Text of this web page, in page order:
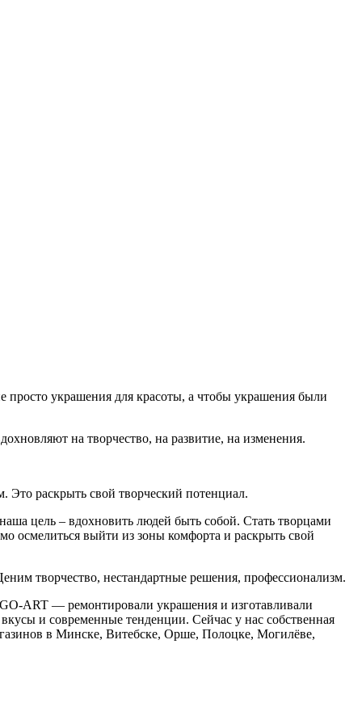
украшения для красоты, а чтобы украшения были
на творчество, на развитие, на изменения.
Это раскрыть свой творческий потенциал.
цель – вдохновить людей быть собой. Стать творцами
осмелиться выйти из зоны комфорта и раскрыть свой
творчество, нестандартные решения, профессионализм.
ART — ремонтировали украшения и изготавливали
и современные тенденции. Сейчас у нас собственная
в Минске, Витебске, Орше, Полоцке, Могилёве,